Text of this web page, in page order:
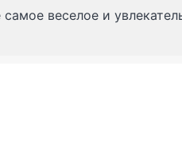
самое веселое и